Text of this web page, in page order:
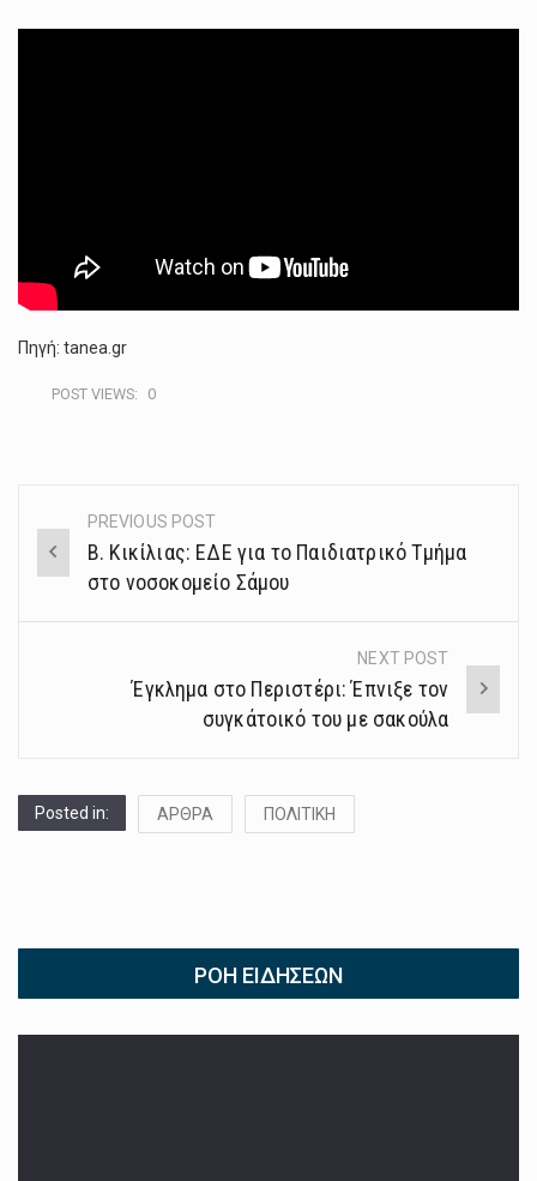
Πηγή: tanea.gr
POST VIEWS: 0
Post
navigation
PREVIOUS POST
B. Κικίλιας: ΕΔΕ για το Παιδιατρικό Τμήμα
στο νοσοκομείο Σάμου
NEXT POST
Έγκλημα στο Περιστέρι: Έπνιξε τον
συγκάτοικό του με σακούλα
Posted in: ΑΡΘΡΑ ΠΟΛΙΤΙΚΗ
ΡΟΉ ΕΙΔΉΣΕΩΝ